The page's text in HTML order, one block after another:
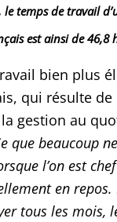
le temps de travail
est ainsi de 46,8
bien plus
qui résulte de
gestion au
que beaucoup
l’on est
en
tous les mois,